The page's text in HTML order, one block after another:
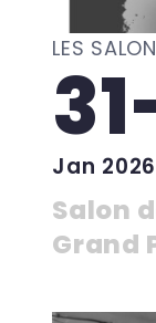
LES
Jan 2026
Salon
Grand